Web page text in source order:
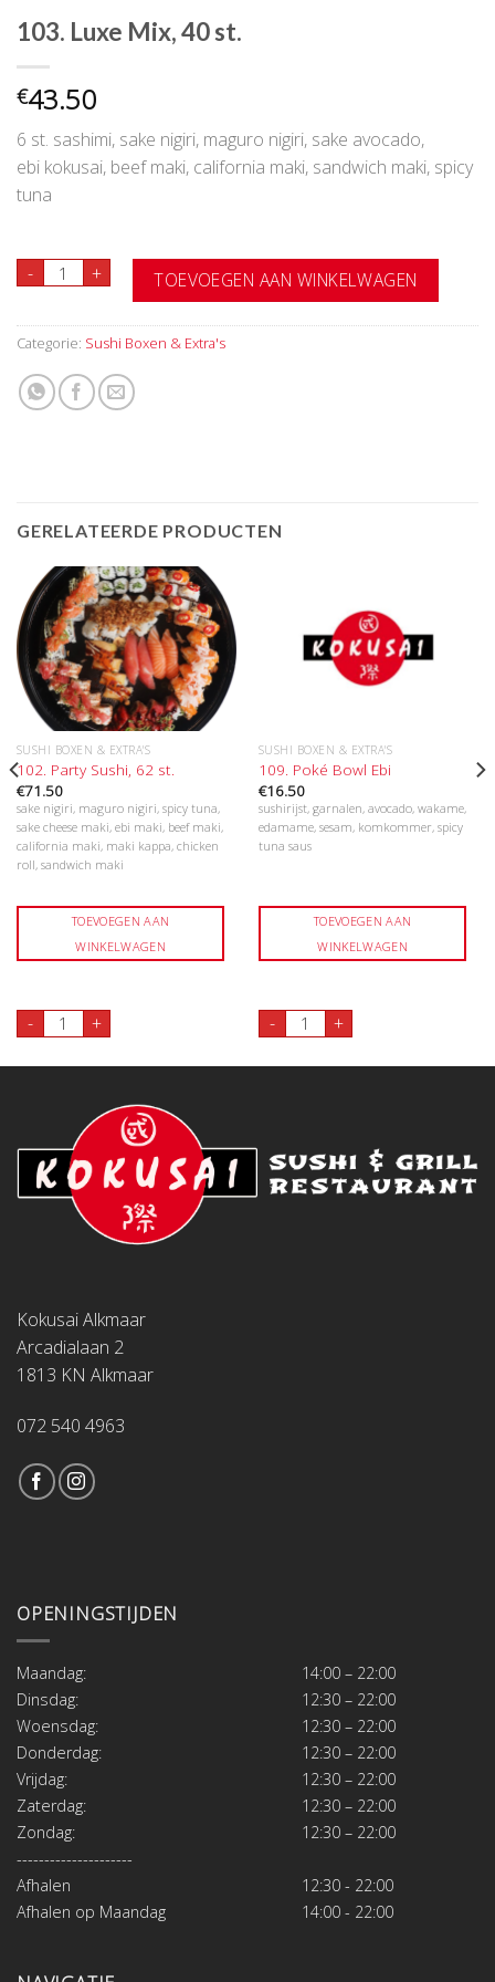
103. Luxe Mix, 40 st.
€43.50
6 st. sashimi, sake nigiri, maguro nigiri, sake avocado,
ebi kokusai, beef maki, california maki, sandwich maki, spicy
tuna
- 103. Luxe Mix, 40 st. aantal
+ TOEVOEGEN AAN WINKELWAGEN
Categorie: Sushi Boxen & Extra's
GERELATEERDE PRODUCTEN
SUSHI BOXEN & EXTRA'S
102. Party Sushi, 62 st.
€71.50
sake nigiri, maguro nigiri, spicy tuna,
sake cheese maki, ebi maki, beef maki,
california maki, maki kappa, chicken
roll, sandwich maki
TOEVOEGEN AAN
WINKELWAGEN
- 102. Party Sushi, 62 st. aantal
+
SUSHI BOXEN & EXTRA'S
109. Poké Bowl Ebi
€16.50
sushirijst, garnalen, avocado, wakame,
edamame, sesam, komkommer, spicy
tuna saus
TOEVOEGEN AAN
WINKELWAGEN
- 109. Poké Bowl Ebi aantal
+
Kokusai Alkmaar
Arcadialaan 2
1813 KN Alkmaar
072 540 4963
OPENINGSTIJDEN
Maandag:
14:00 – 22:00
Dinsdag:
12:30 – 22:00
Woensdag:
12:30 – 22:00
Donderdag:
12:30 – 22:00
Vrijdag:
12:30 – 22:00
Zaterdag:
12:30 – 22:00
Zondag:
12:30 – 22:00
---------------------
Afhalen
12:30 - 22:00
Afhalen op Maandag
14:00 - 22:00